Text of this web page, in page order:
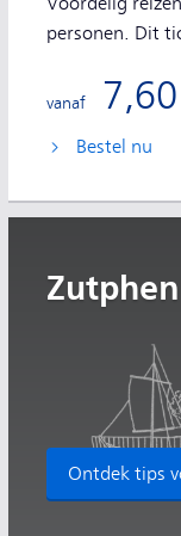
personen. Dit
vanaf 7,60
Bestel nu
Zutphen
Ontdek tips